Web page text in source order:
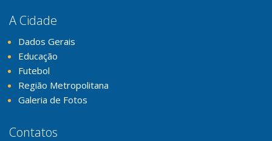
A Cidade
Dados Gerais
Educação
Futebol
Região Metropolitana
Galeria de Fotos
Contatos